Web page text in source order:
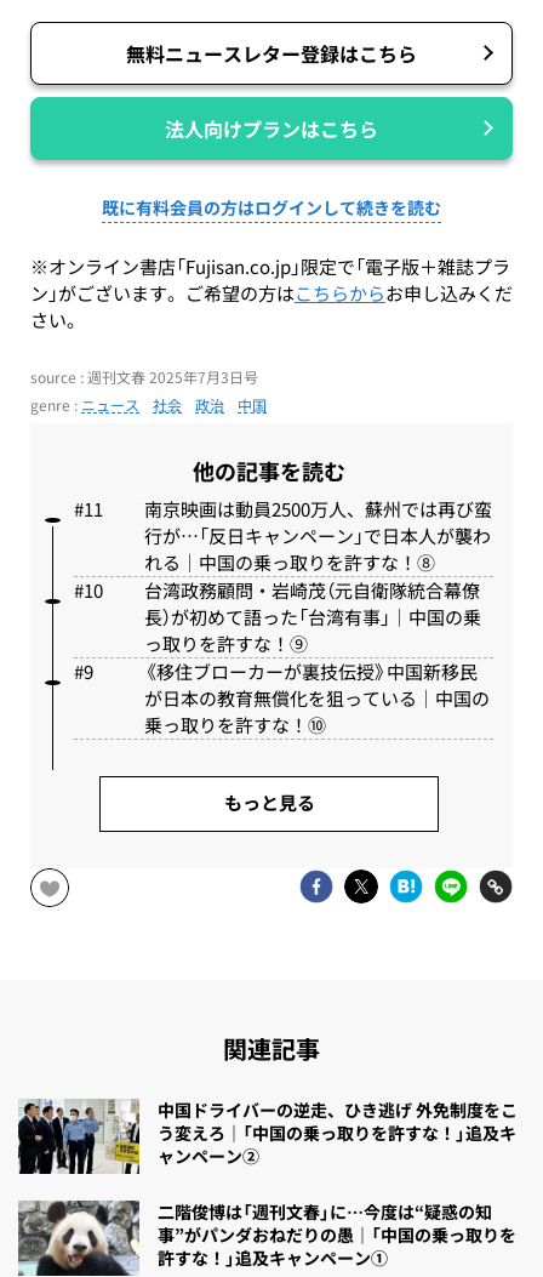
無料ニュースレター登録はこちら
法人向けプランはこちら
既に有料会員の方はログインして続きを読む
※オンライン書店「Fujisan.co.jp」限定で「電子版＋雑誌プラ
ン」がございます。ご希望の方はこちらからお申し込みくだ
さい。
source : 週刊文春 2025年7月3日号
genre : ニュース 社会 政治 中国
他の記事を読む
南京映画は動員2500万人、蘇州では再び蛮
行が…「反日キャンペーン」で日本人が襲わ
れる｜中国の乗っ取りを許すな！⑧
台湾政務顧問・岩崎茂（元自衛隊統合幕僚
長）が初めて語った「台湾有事」｜中国の乗
っ取りを許すな！⑨
《移住ブローカーが裏技伝授》中国新移民
が日本の教育無償化を狙っている｜中国の
乗っ取りを許すな！⑩
もっと見る
関連記事
中国ドライバーの逆走、ひき逃げ 外免制度をこ
う変えろ｜「中国の乗っ取りを許すな！」追及キ
ャンペーン②
二階俊博は「週刊文春」に…今度は“疑惑の知
事”がパンダおねだりの愚｜「中国の乗っ取りを
許すな！」追及キャンペーン①